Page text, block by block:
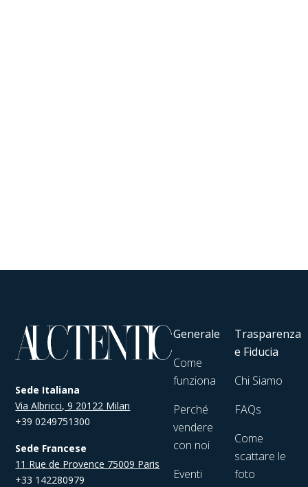
Sede Italiana
Via Albricci, 9 20122 Milan
+39 0249751300
Sede Francese
11 Rue de Provence 75009 Paris
+33 142280979
Generale
Come
funziona
Perché
vendere
con noi
Eventi
Trasparenza
e Fiducia
Chi Siamo
FAQs
Come
scattare le
foto